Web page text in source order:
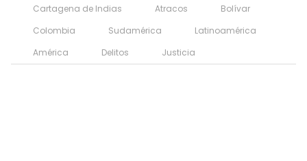
Cartagena de Indias Atracos
Bolívar
Colombia
Sudamérica
Latinoamérica
América
Delitos Justicia